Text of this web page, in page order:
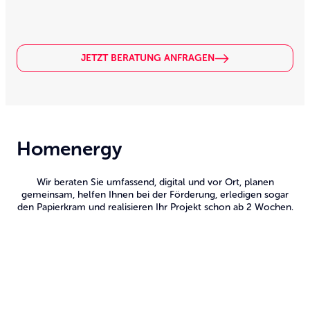
JETZT BERATUNG ANFRAGEN
Homenergy
Wir beraten Sie umfassend, digital und vor Ort, planen
gemeinsam, helfen Ihnen bei der Förderung, erledigen sogar
den Papierkram und realisieren Ihr Projekt schon ab 2 Wochen.